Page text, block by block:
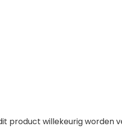
product willekeurig worden